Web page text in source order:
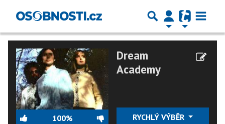
100%
Dream
Academy
RYCHLÝ VÝBĚR